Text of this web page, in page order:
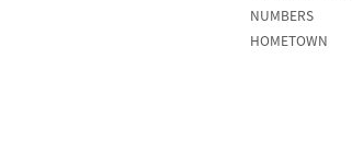
NUMBERS
HOMETOWN